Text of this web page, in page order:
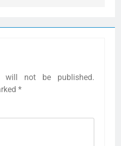
will not be published.
*